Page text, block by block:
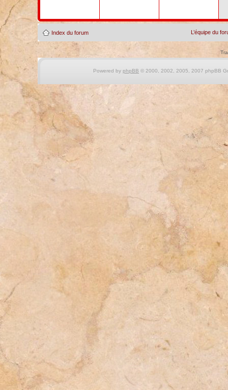
Index du forum L’équipe du
Powered by phpBB © 2000, 2002, 2005, 2007 phpBB